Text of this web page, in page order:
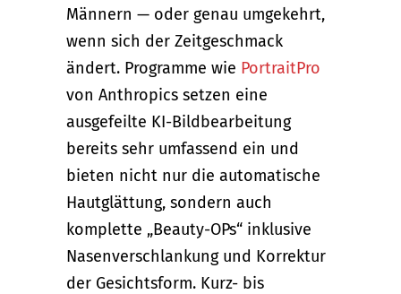
Männern — oder genau umgekehrt,
wenn sich der Zeitgeschmack
ändert. Programme wie PortraitPro
von Anthropics setzen eine
ausgefeilte KI-Bildbearbeitung
bereits sehr umfassend ein und
bieten nicht nur die automatische
Hautglättung, sondern auch
komplette „Beauty-OPs“ inklusive
Nasenverschlankung und Korrektur
der Gesichtsform. Kurz- bis